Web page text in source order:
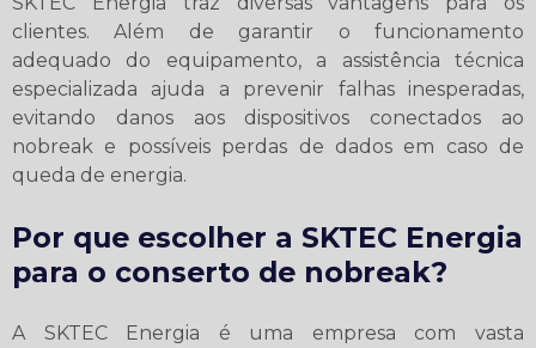
clientes. Além de garantir o funcionamento
adequado do equipamento, a assistência técnica
especializada ajuda a prevenir falhas inesperadas,
evitando danos aos dispositivos conectados ao
nobreak e possíveis perdas de dados em caso de
queda de energia.
Por que escolher a SKTEC Energia
para o conserto de nobreak?
A SKTEC Energia é uma empresa com vasta